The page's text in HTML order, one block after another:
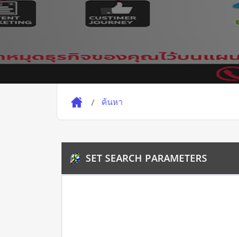
ค้นหา
SET SEARCH PARAMETERS